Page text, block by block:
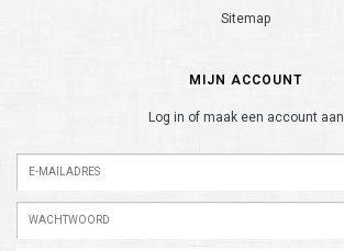
Sitemap
MIJN ACCOUNT
Log in of maak een account aan